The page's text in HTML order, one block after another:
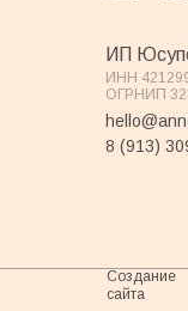
ИП
ИНН
ОГРНИП
8 (913)
Создание
сайта